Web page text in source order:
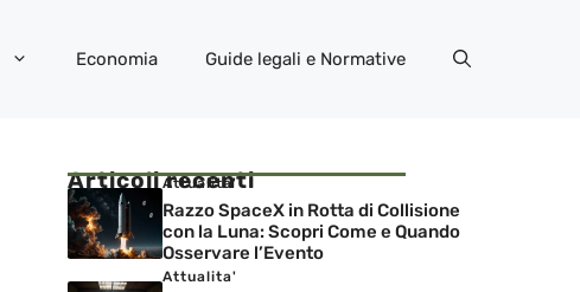
Economia Guide legali e Normative
Articoli recenti
Attualita'
Razzo SpaceX in Rotta di Collisione
con la Luna: Scopri Come e Quando
Osservare l’Evento
Attualita'